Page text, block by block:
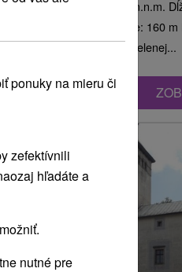
Nadmorská výška: 500 m.n.m.
Trvanie: pol h Prevýšenie: 160 m
značky: Trasa vedie po zelenej...
ponuky na mieru či
zefektívnili
hľadáte a
nutné pre